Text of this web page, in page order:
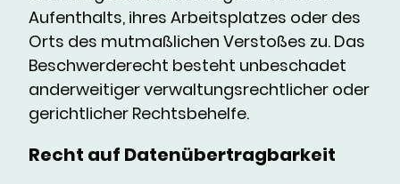
Aufenthalts, ihres Arbeitsplatzes oder des
Orts des mutmaßlichen Verstoßes zu. Das
Beschwerderecht besteht unbeschadet
anderweitiger verwaltungsrechtlicher oder
gerichtlicher Rechtsbehelfe.
Recht auf Datenübertragbarkeit